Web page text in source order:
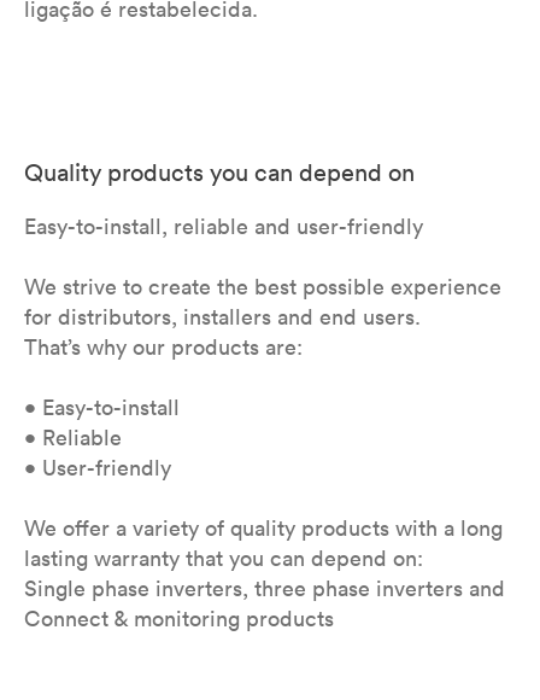
ligação é restabelecida.
Quality products you can depend on
Easy-to-install, reliable and user-friendly
We strive to create the best possible experience
for distributors, installers and end users.
That’s why our products are:
• Easy-to-install
• Reliable
• User-friendly
We offer a variety of quality products with a long
lasting warranty that you can depend on:
Single phase inverters, three phase inverters and
Connect & monitoring products